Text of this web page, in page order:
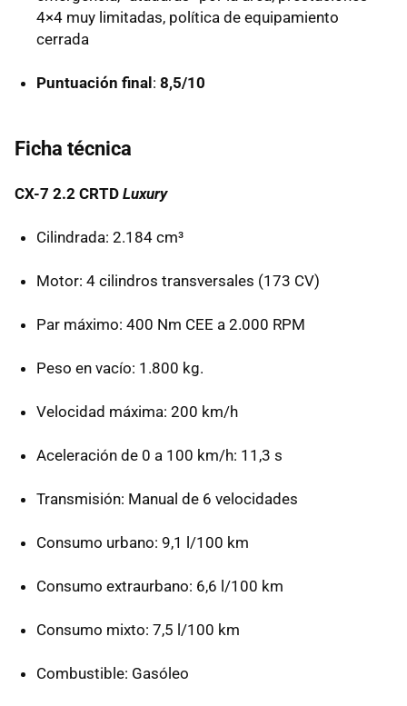
4×4 muy limitadas, política de equipamiento
cerrada
Puntuación final: 8,5/10
Ficha técnica
CX-7 2.2 CRTD Luxury
Cilindrada: 2.184 cm³
Motor: 4 cilindros transversales (173 CV)
Par máximo: 400 Nm CEE a 2.000 RPM
Peso en vacío: 1.800 kg.
Velocidad máxima: 200 km/h
Aceleración de 0 a 100 km/h: 11,3 s
Transmisión: Manual de 6 velocidades
Consumo urbano: 9,1 l/100 km
Consumo extraurbano: 6,6 l/100 km
Consumo mixto: 7,5 l/100 km
Combustible: Gasóleo